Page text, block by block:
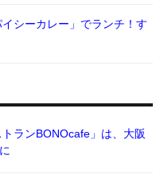
シーカレー」でランチ！す
ランBONOcafe」は、大阪